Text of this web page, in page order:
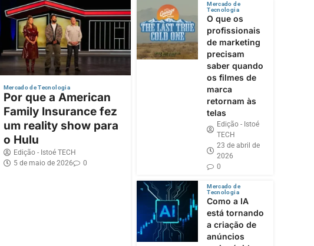
Mercado de Tecnologia
Por que a American
Family Insurance fez
um reality show para
o Hulu
Edição - Istoé TECH
5 de maio de 2026
0
Mercado de
Tecnologia
O que os
profissionais
de marketing
precisam
saber quando
os filmes de
marca
retornam às
telas
Edição - Istoé
TECH
23 de abril de
2026
0
Mercado de
Tecnologia
Como a IA
está tornando
a criação de
anúncios